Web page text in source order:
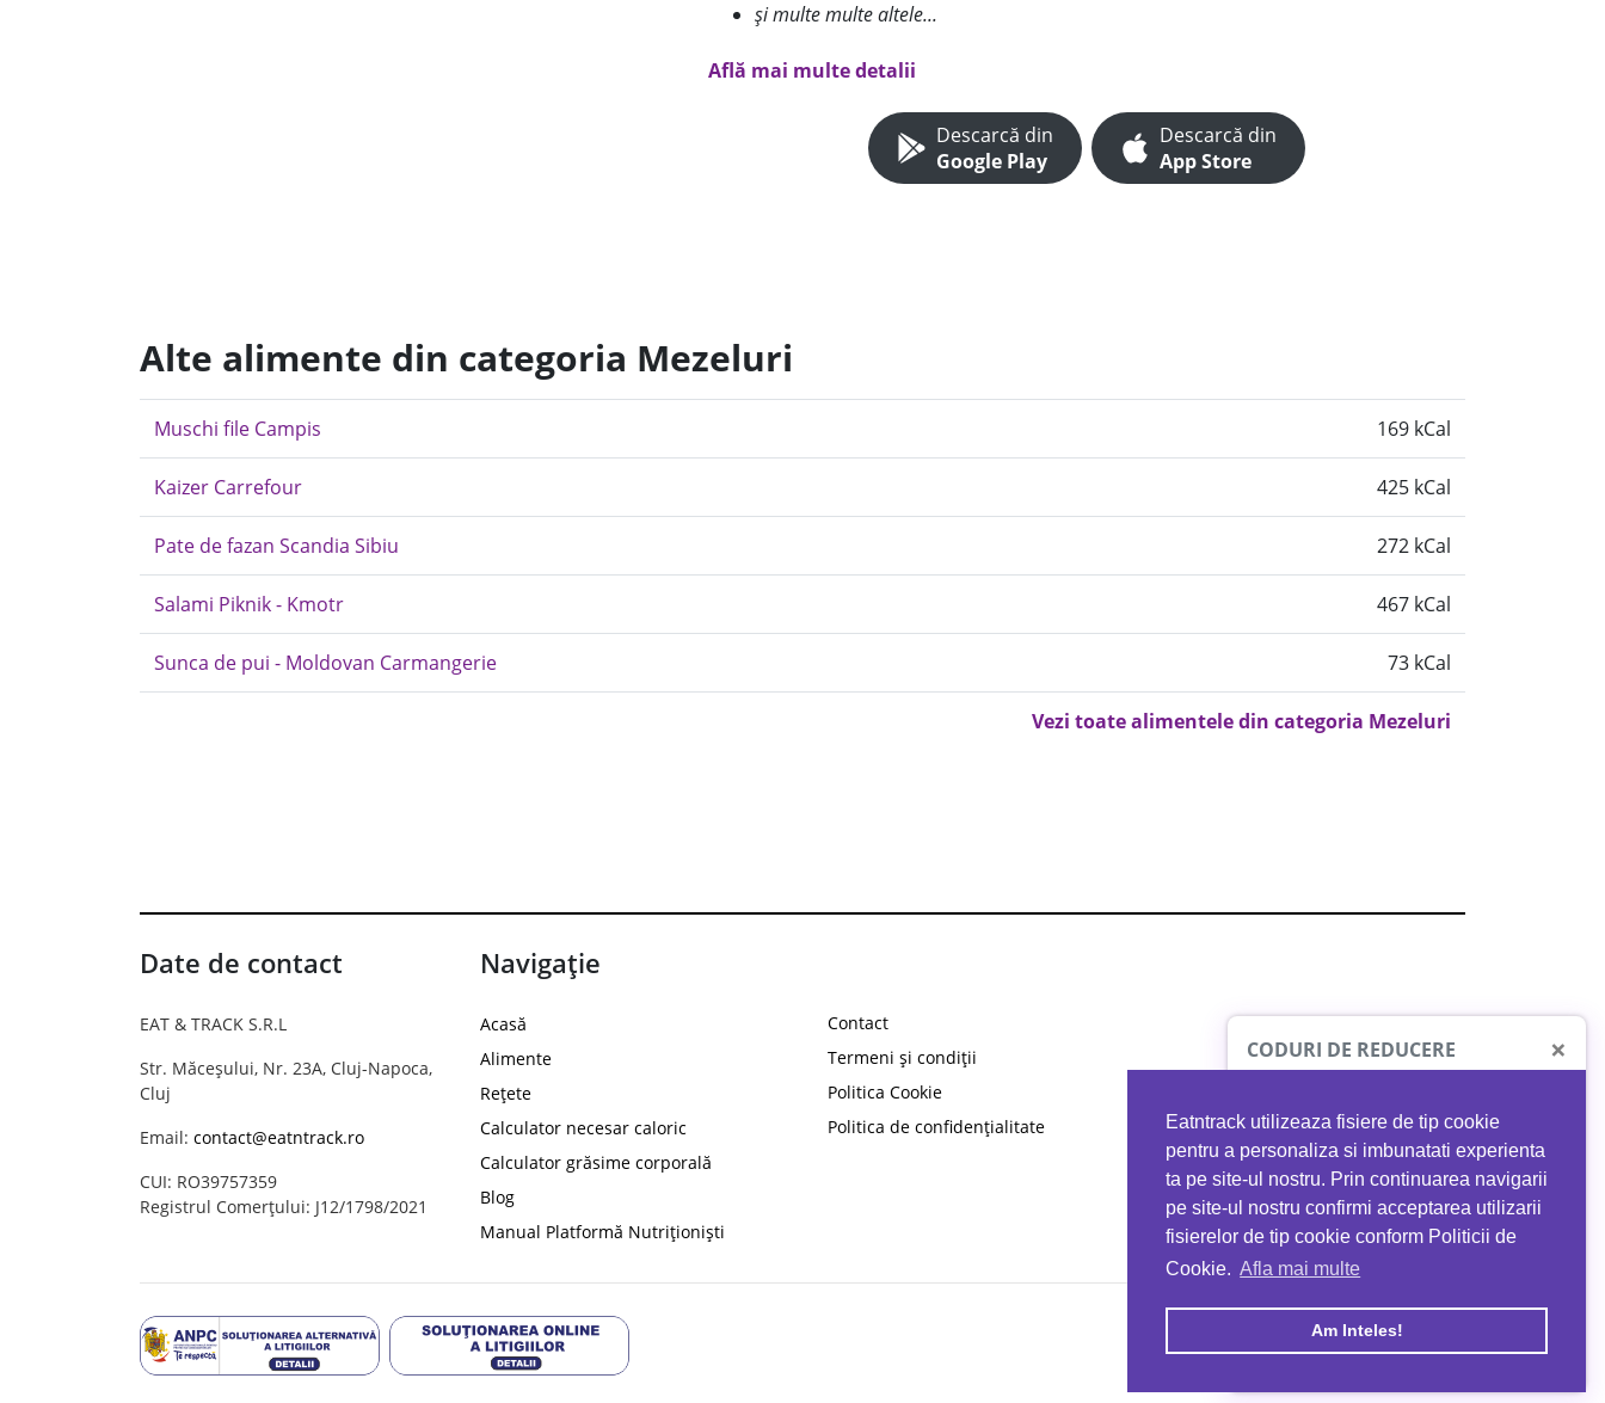
Eatntrack utilizeaza fisiere de tip cookie
pentru a personaliza si imbunatati experienta
ta pe site-ul nostru. Prin continuarea navigarii
pe site-ul nostru confirmi acceptarea utilizarii
fisierelor de tip cookie conform Politicii de
Cookie. Afla mai multe
Am Inteles!
și multe multe altele...
Află mai multe detalii
Descarcă din
Google Play
Descarcă din
App Store
Alte alimente din categoria Mezeluri
Muschi file Campis 169 kCal
Kaizer Carrefour 425 kCal
Pate de fazan Scandia Sibiu 272 kCal
Salami Piknik - Kmotr 467 kCal
Sunca de pui - Moldovan Carmangerie 73 kCal
Vezi toate alimentele din categoria Mezeluri
Date de contact
EAT & TRACK S.R.L
Str. Măceșului, Nr. 23A, Cluj-Napoca,
Cluj
Email: contact@eatntrack.ro
CUI: RO39757359
Registrul Comerțului: J12/1798/2021
Navigație
Acasă
Alimente
Rețete
Calculator necesar caloric
Calculator grăsime corporală
Blog
Manual Platformă Nutriționiști
Contact
Termeni și condiții
Politica Cookie
Politica de confidențialitate
CODURI DE REDUCERE ×
PROTO41
reducere la orice comandă
EATNTRACK
MYPROTEIN
Ai40%reducere la orice comandă
folosind codul EATTRACK